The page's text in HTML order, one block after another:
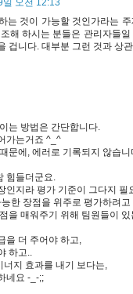
오전 12:13
는 것이 가능할 것인가라는
해 하시는 분들은 관리자들
겁니다. 대부분 그런 것과 상
는 방법은 간단합니다.
가는거죠 ^_^
문에, 에러로 기록되지 않습니
힘들더군요.
인지라 평가 기준이 그다지 필
한 장점을 위주로 평가하려고
을 매워주기 위해 팀원들이 있
을 더 주어야 하고,
하고..
지 효과를 내기 보다는,
네요 -_-;;